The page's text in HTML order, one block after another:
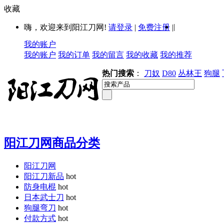
收藏
嗨，欢迎来到阳江刀网! 请登录 | 免费注册 ||
我的账户
我的账户 我的订单 我的留言 我的收藏 我的推荐
热门搜索 ： 刀奴 D80 丛林王 狗腿
阳江刀网商品分类
阳江刀网
阳江刀新品 hot
防身电棍 hot
日本武士刀 hot
狗腿弯刀 hot
付款方式 hot